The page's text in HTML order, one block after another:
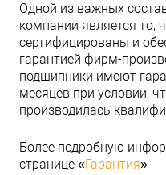
Одной из важных
компании является то,
сертифицированы и
гарантией фирм-
подшипники имеют
месяцев при условии,
производилась
Более подробную
странице «Гарантия»